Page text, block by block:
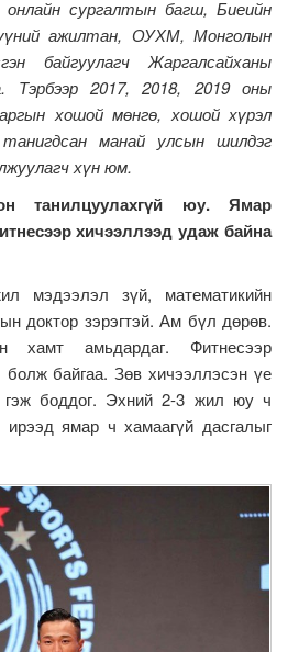
сургалтын багш, Биеийн
ажилтан, ОУХМ, Монголын
байгуулагч Жаргалсайханы
Тэрбээр 2017, 2018, 2019 оны
хошой мөнгө, хошой хүрэл
манай улсын шилдэг
хүн юм.
танилцуулахгүй юу. Ямар
хичээллээд удаж байна
мэдээлэл зүй, математикийн
доктор зэрэгтэй. Ам бүл дөрөв.
хамт амьдардаг. Фитнесээр
байгаа. Зөв хичээллэсэн үе
гэж боддог. Эхний 2-3 жил юу ч
ирээд ямар ч хамаагүй дасгалыг